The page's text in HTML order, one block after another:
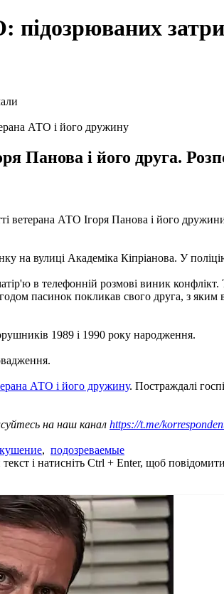
підозрюваних
АТО і його дружину
Панова і його друга.
ветерана АТО Ігоря Панова і його
на вулиці Академіка Кіпріанова. У
в телефонній розмові виник
пасинок покликав свого друга, з
1989 і 1990 року народження.
АТО і його дружину. Постраждалі
на наш канал https://t.me/
, подозреваемые
і натисніть Ctrl + Enter, щоб